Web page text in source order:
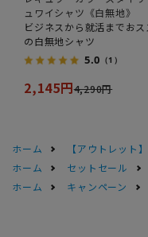
ュワイシャツ《白無地》
ビジネスから就活までおス
の白無地シャツ
5.0 （1）
2,145円4,290円
ホーム 【アウトレット
ホーム
セットセール
ホーム
キャンペーン